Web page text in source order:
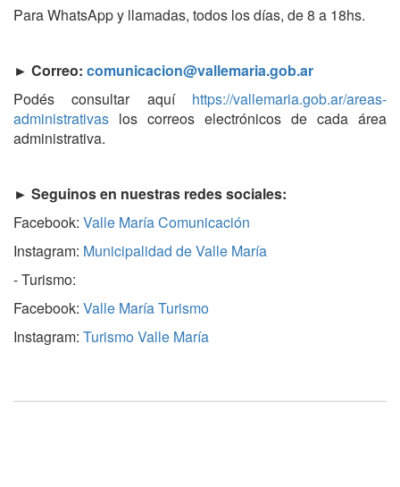
Para WhatsApp y llamadas, todos los días, de 8 a 18hs.
► Correo: comunicacion@vallemaria.gob.ar
Podés consultar aquí https://vallemaria.gob.ar/areas-
administrativas los correos electrónicos de cada área
administrativa.
► Seguinos en nuestras redes sociales:
Facebook: Valle María Comunicación
Instagram: Municipalidad de Valle María
- Turismo:
Facebook: Valle María Turismo
Instagram: Turismo Valle María